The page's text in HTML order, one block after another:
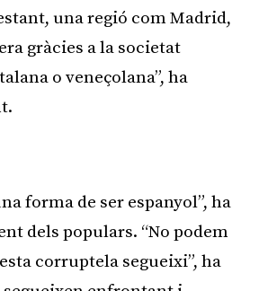
una regió com Madrid,
gràcies a la societat
o veneçolana”, ha
forma de ser espanyol”, ha
dels populars. “No podem
corruptela segueixi”, ha